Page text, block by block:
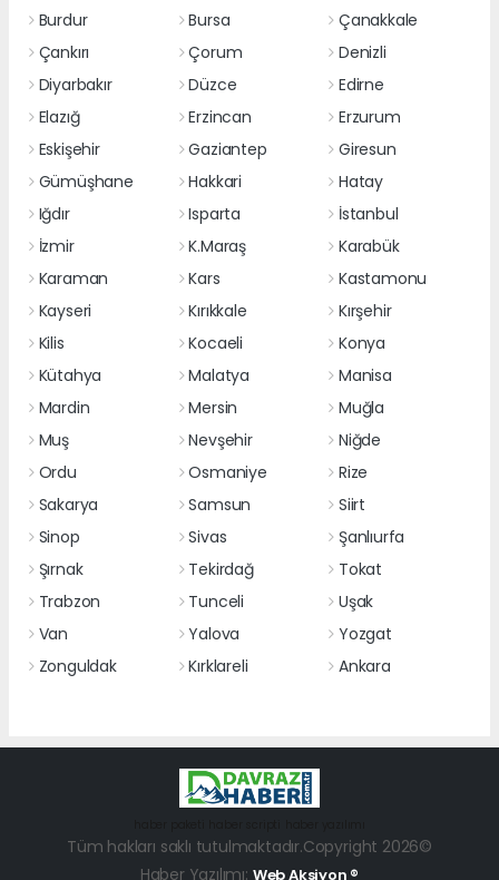
Burdur
Bursa
Çanakkale
Çankırı
Çorum
Denizli
Diyarbakır
Düzce
Edirne
Elazığ
Erzincan
Erzurum
Eskişehir
Gaziantep
Giresun
Gümüşhane
Hakkari
Hatay
Iğdır
Isparta
İstanbul
İzmir
K.Maraş
Karabük
Karaman
Kars
Kastamonu
Kayseri
Kırıkkale
Kırşehir
Kilis
Kocaeli
Konya
Kütahya
Malatya
Manisa
Mardin
Mersin
Muğla
Muş
Nevşehir
Niğde
Ordu
Osmaniye
Rize
Sakarya
Samsun
Siirt
Sinop
Sivas
Şanlıurfa
Şırnak
Tekirdağ
Tokat
Trabzon
Tunceli
Uşak
Van
Yalova
Yozgat
Zonguldak
Kırklareli Ankara
Tüm hakları saklı tutulmaktadır.Copyright 2026©
Haber Yazılımı: Web Aksiyon ®